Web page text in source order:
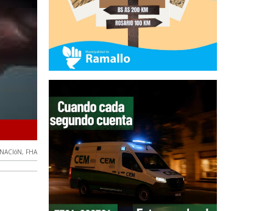
Postas de vacunación contra la FHA en San Nicolás
, FHA